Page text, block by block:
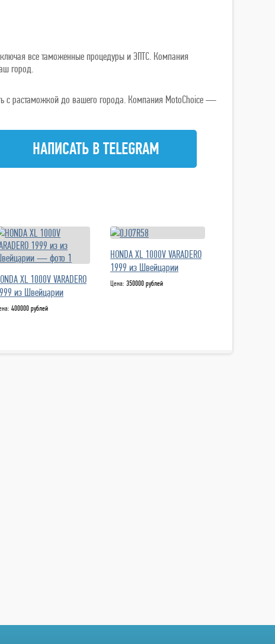
все таможенные процедуры и ЭПТС. Компания
город.
с растаможкой до вашего города. Компания MotoChoice —
НАПИСАТЬ В TELEGRAM
XL 1000V VARADERO
из Швейцарии
400000 рублей
HONDA XL 1000V VARADERO
1999 из Швейцарии
Цена: 350000 рублей